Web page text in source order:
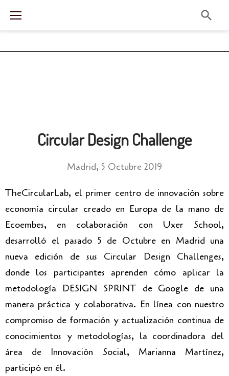
Circular Design Challenge
Madrid, 5 Octubre 2019
TheCircularLab, el primer centro de innovación sobre
economía circular creado en Europa de la mano de
Ecoembes, en colaboración con Uxer School,
desarrolló el pasado 5 de Octubre en Madrid una
nueva edición de sus Circular Design Challenges,
donde los participantes aprenden cómo aplicar la
metodología DESIGN SPRINT de Google de una
manera práctica y colaborativa. En línea con nuestro
compromiso de formación y actualización continua de
conocimientos y metodologías, la coordinadora del
área de Innovación Social, Marianna Martínez,
participó en él.